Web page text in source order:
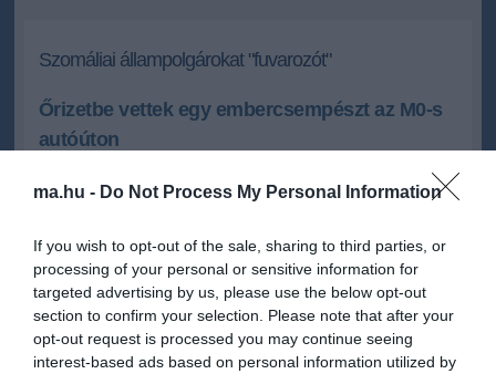
ma.hu - Do Not Process My Personal Information
If you wish to opt-out of the sale, sharing to third parties, or
processing of your personal or sensitive information for
targeted advertising by us, please use the below opt-out
section to confirm your selection. Please note that after your
opt-out request is processed you may continue seeing
interest-based ads based on personal information utilized by
Szomáliai állampolgárokat "fuvarozót"
Őrizetbe vettek egy embercsempészt az M0-s
autóúton
Öt szomáliai férfit találtak a budaörsi rendőrök egy ellenőrzés alá
vont autóban az M0-s autóúton, a sofőrt őrizetbe vették.
2013.04.27 23:35
MTI
+ -
A Pest Megyei Rendőr-főkapitányság szóvivője, Beluzsárné
Belicza Andrea tájékoztatása szerint a rendőrök péntek éjjel